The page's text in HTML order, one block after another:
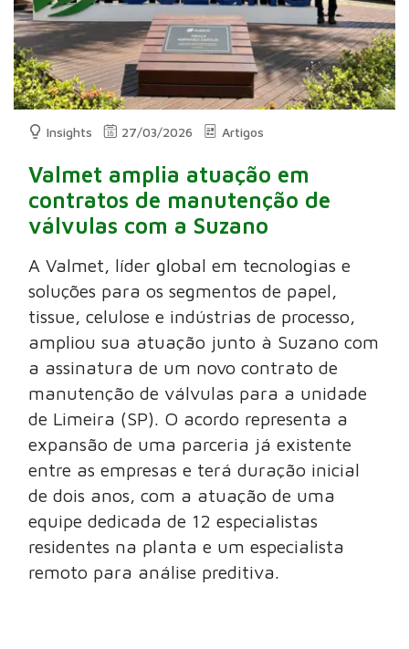
Insights 27/03/2026 Artigos
Valmet amplia atuação em
contratos de manutenção de
válvulas com a Suzano
A Valmet, líder global em tecnologias e
soluções para os segmentos de papel,
tissue, celulose e indústrias de processo,
ampliou sua atuação junto à Suzano com
a assinatura de um novo contrato de
manutenção de válvulas para a unidade
de Limeira (SP). O acordo representa a
expansão de uma parceria já existente
entre as empresas e terá duração inicial
de dois anos, com a atuação de uma
equipe dedicada de 12 especialistas
residentes na planta e um especialista
remoto para análise preditiva.